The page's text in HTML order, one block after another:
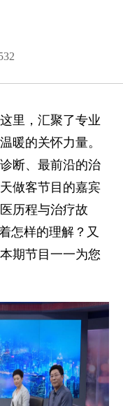
里，汇聚了专业
暖的关怀力量。
断、最前沿的治
做客节目的嘉宾
历程与治疗故
怎样的理解？又
期节目一一为您